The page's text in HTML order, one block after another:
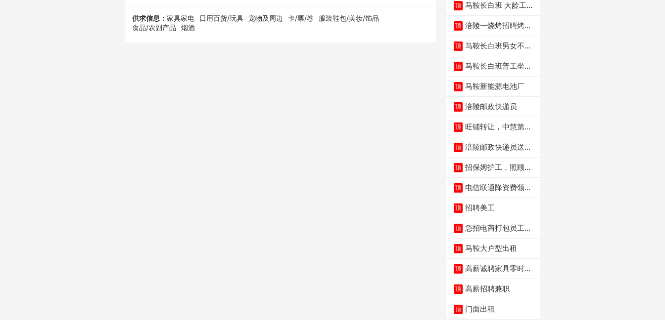
供求信息： 家具家电 日用百货/玩具 宠物及周边 卡/票/卷
服装鞋包/美妆/饰品
食品/农副产品
烟酒
顶 马鞍长白班 大龄工大
顶 涪陵一烧烤招聘烤工
顶 马鞍长白班男女不限
顶 马鞍长白班普工坐班
顶 马鞍新能源电池厂
顶 涪陵邮政快递员
顶 旺铺转让，中慧第一
顶 涪陵邮政快递员送货
顶 招保姆护工，照顾病
顶 电信联通降资费领价
顶 招聘美工
顶 急招电商打包员工作
顶 马鞍大户型出租
顶 高薪诚聘家具零时促
顶 高薪招聘兼职
顶 门面出租